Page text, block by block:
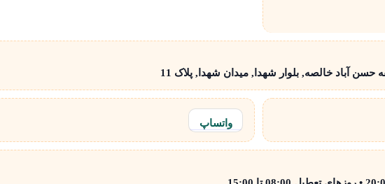
آباد خالصه, بلوار شهدا, میدان شهدا, پلاک 11
واتساپ